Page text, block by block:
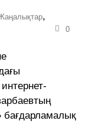
,
0
бағдарламалық